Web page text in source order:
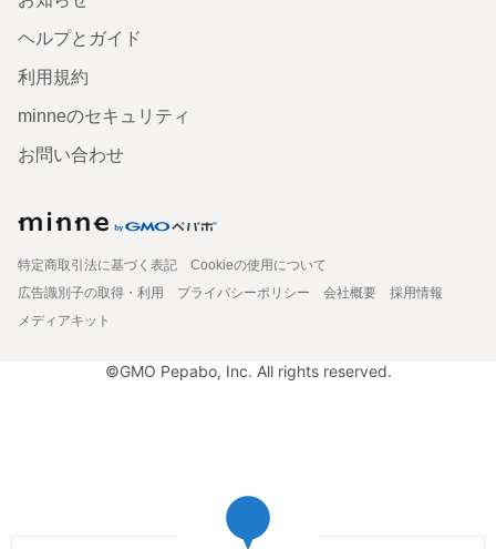
ヘルプとガイド
利用規約
minneのセキュリティ
お問い合わせ
特定商取引法に基づく表記
Cookieの使用について
広告識別子の取得・利用
プライバシーポリシー 会社概要
採用情報
メディアキット
©GMO Pepabo, Inc. All rights reserved.